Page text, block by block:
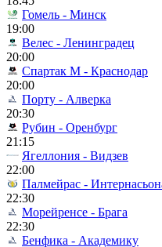
Гомель - Минск
19:00
Велес - Ленинградец
20:00
Спартак М - Краснодар
20:00
Порту - Алверка
20:30
Рубин - Оренбург
21:15
Ягеллония - Видзев
22:00
Палмейрас -
22:30
Морейренсе - Брага
22:30
Бенфика - Академику